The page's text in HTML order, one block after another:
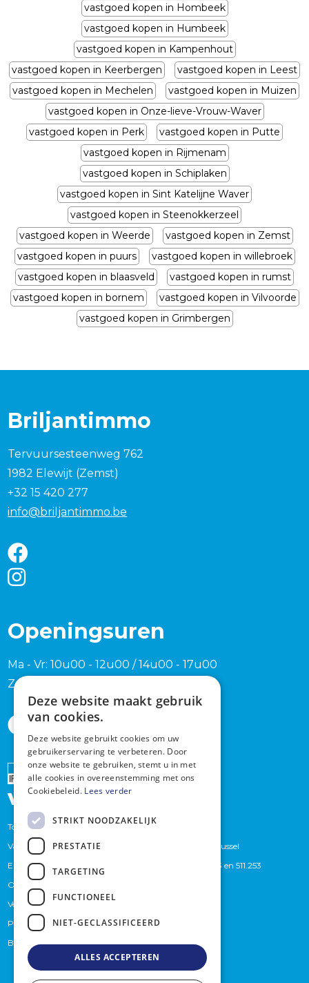
vastgoed kopen in Hombeek
vastgoed kopen in Humbeek
vastgoed kopen in Kampenhout
vastgoed kopen in Keerbergen
vastgoed kopen in Leest
vastgoed kopen in Mechelen
vastgoed kopen in Muizen
vastgoed kopen in Onze-lieve-Vrouw-Waver
vastgoed kopen in Perk
vastgoed kopen in Putte
vastgoed kopen in Rijmenam
vastgoed kopen in Schiplaken
vastgoed kopen in Sint Katelijne Waver
vastgoed kopen in Steenokkerzeel
vastgoed kopen in Weerde
vastgoed kopen in Zemst
vastgoed kopen in puurs
vastgoed kopen in willebroek
vastgoed kopen in blaasveld
vastgoed kopen in rumst
vastgoed kopen in bornem
vastgoed kopen in Vilvoorde
vastgoed kopen in Grimbergen
Briljantimmo
Tervuursesteenweg 762
1982 Elewijt (Zemst)
+32 15 420 277
info@briljantimmo.be
Openingsuren
Ma - Vr: 10u00 - 12u00 / 14u00 - 17u00
Zaterdag en zondag na afspraak
Erkend
vastgoedmakelaar
Toezichthoudende autoriteit : Beroepsinstituut van
Vastgoedmakelaars,Luxemburgstraat 16 B te 1000 Brussel
Erkend Vastgoedmakelaars bemiddelaars BIV. 509.373 en 511.253
Onderworpen aan de
Verzekeraar (BA en borgstelling): Axa
Polisnummer 730.390160
Btwnummer: BE 0759.439.625
Deze website maakt gebruik
van cookies.
Deze website gebruikt cookies om uw
gebruikerservaring te verbeteren. Door
onze website te gebruiken, stemt u in met
alle cookies in overeenstemming met ons
Cookiebeleid. Lees verder
STRIKT NOODZAKELIJK
PRESTATIE
TARGETING
FUNCTIONEEL
NIET-GECLASSIFICEERD
ALLES ACCEPTEREN